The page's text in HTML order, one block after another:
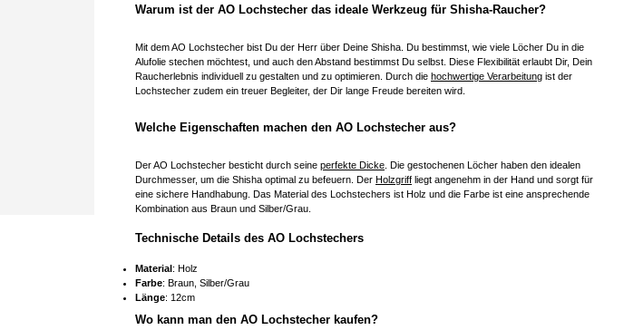
Warum ist der AO Lochstecher das ideale Werkzeug für Shisha-Raucher?
Mit dem AO Lochstecher bist Du der Herr über Deine Shisha. Du bestimmst, wie viele Löcher Du in die
Alufolie stechen möchtest, und auch den Abstand bestimmst Du selbst. Diese Flexibilität erlaubt Dir, Dein
Raucherlebnis individuell zu gestalten und zu optimieren. Durch die hochwertige Verarbeitung ist der
Lochstecher zudem ein treuer Begleiter, der Dir lange Freude bereiten wird.
Welche Eigenschaften machen den AO Lochstecher aus?
Der AO Lochstecher besticht durch seine perfekte Dicke . Die gestochenen Löcher haben den idealen
Durchmesser, um die Shisha optimal zu befeuern. Der Holzgriff liegt angenehm in der Hand und sorgt für
eine sichere Handhabung. Das Material des Lochstechers ist Holz und die Farbe ist eine ansprechende
Kombination aus Braun und Silber/Grau.
Technische Details des AO Lochstechers
Material: Holz
Farbe: Braun, Silber/Grau
Länge: 12cm
Wo kann man den AO Lochstecher kaufen?